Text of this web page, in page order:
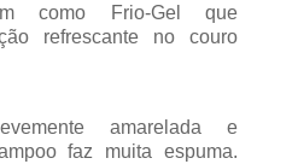
como Frio-Gel que
refrescante no couro
amarelada e
faz muita espuma.